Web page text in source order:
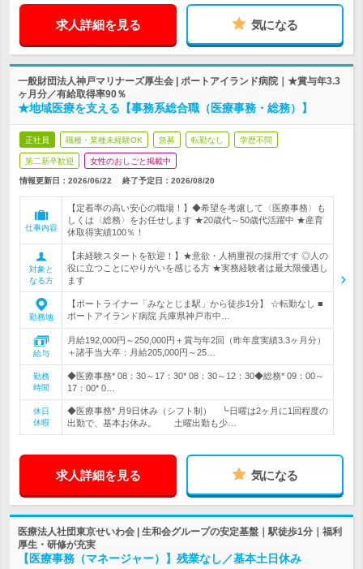
求人詳細を見る 気になる
一般財団法人神戸マリナーズ厚生会 | ポートアイランド病院｜★賞与年3.3
ヶ月分／有給取得率90％
★地域医療を支える【事務系総合職（医療事務・総務）】
正社員 職種・業種未経験OK 急募 転勤なし 学歴不問
第二新卒歓迎 女性のおしごと掲載中
情報更新日：2026/06/22 終了予定日： 2026/08/20
仕事内容
【定着率の高い安心の職場！】◆希望を考慮して〈医療事務〉も
しくは〈総務〉をお任せします ★20歳代～50歳代活躍中 ★産育
休取得実績100％！
対象と
なる方
【未経験スタートを歓迎！】★意欲・人柄重視の採用です ◎人の
役に立つことにやりがいを感じる方 ★実務経験者は最大限優遇し
ます
勤務地
【ポートライナー「みなとじま駅」から徒歩1分】 ☆転勤なし ■
ポートアイランド病院 兵庫県神戸市中…
給与
月給192,000円～250,000円＋賞与年2回（昨年度実績3.3ヶ月分）
＋諸手当大卒：月給205,000円～25…
勤務
時間
◆医療事務* 08：30～17：30* 08：30～12：30◆総務* 09：00～
17：00* 0…
休日
休暇
◆医療事務* 月9日休み（シフト制） ┗日曜は2ヶ月に1回程度の
出勤で、基本お休み。 土曜出勤も少…
求人詳細を見る 気になる
医療法人社団東京せいわ会 | 生和会グループの安定基盤｜駅徒歩1分｜福利
厚生・研修が充実
【医療事務（マネージャー）】残業なし／基本土日休み